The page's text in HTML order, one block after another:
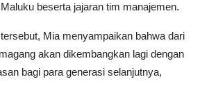
beserta jajaran tim manajemen.
Mia menyampaikan bahwa dari
akan dikembangkan lagi dengan
bagi para generasi selanjutnya,